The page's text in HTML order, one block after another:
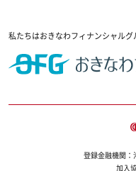
私たちはおきなわフィナンシャルグ
登録金融機関
加入